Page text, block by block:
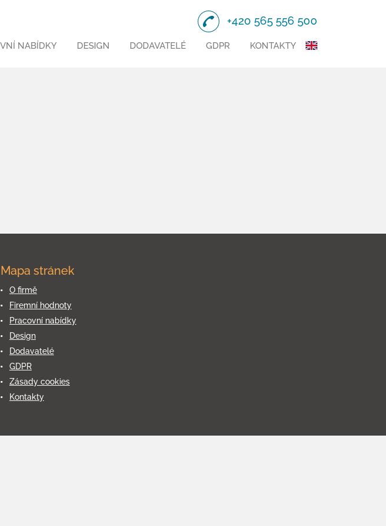
+420 565 556 500
NABÍDKY DESIGN DODAVATELÉ GDPR KONTAKTY
Mapa stránek
O firmě
Firemní hodnoty
Pracovní nabídky
Design
Dodavatelé
GDPR
Zásady cookies
Kontakty